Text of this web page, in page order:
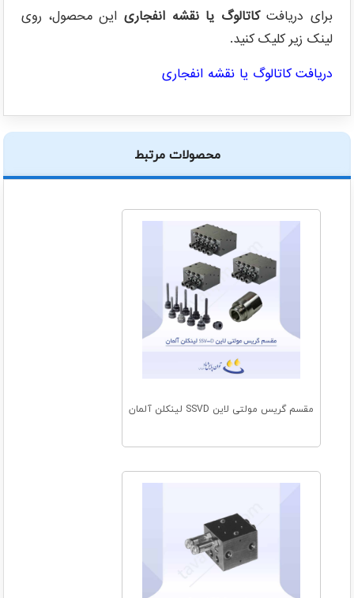
برای دریافتکاتالوگ یا نقشه انفجاری این محصول، روی
لینک زیر کلیک کنید.
دریافت کاتالوگ یا نقشه انفجاری
محصولات مرتبط
مقسم گریس مولتی لاین SSVD لینکلن آلمان